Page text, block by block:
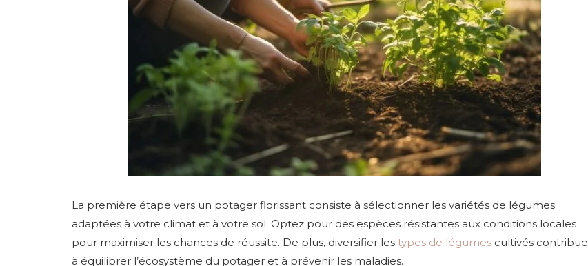
La première étape vers un potager florissant consiste à sélectionner les variétés de légumes
adaptées à votre climat et à votre sol. Optez pour des espèces résistantes aux conditions locales
pour maximiser les chances de réussite. De plus, diversifier lestypes de légumes cultivés contribue
à équilibrer l’écosystème du potager et à prévenir les maladies.